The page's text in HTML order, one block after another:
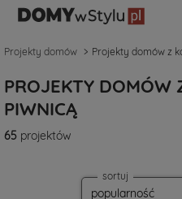
Projekty domów Projekty domów z
PROJEKTY DOMÓW
PIWNICĄ
65 projektów
sortuj